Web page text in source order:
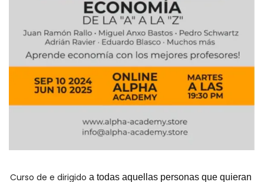
Curso de e dirigido a todas aquellas personas que quieran